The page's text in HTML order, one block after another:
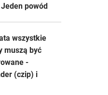
powód
wszystkie
muszą być
-
(czip) i